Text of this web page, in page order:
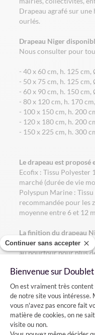
Continuer sans accepter
Bienvenue sur Doublet
Plateforme de
On est vraiment très content
de notre site vous intéresse.
vous n'avez pas encore fait
matière de cookies, on ne
visite ou non.
Drapeau agrafé sur une
ourlés.
Drapeau Niger
Nous consulter pour
- 40 x 60 cm, h. 125 cm,
- 50 x 75 cm, h. 125 cm,
- 60 x 90 cm, h. 150 cm,
- 80 x 120 cm, h. 170
- 100 x 150 cm, h. 200
- 120 x 180 cm, h. 200
- 150 x 225 cm, h. 300
Le drapeau est proposé
Ecofix : Tissu Polyester
marché (durée de vie
Polyspun Marine :
recommandée pour les
moyenne entre 6 et 12
La finition du drapeau
Le drapeau est
au pourtour pour plus
Comment installer le
Vous voulez installer
Rien de plus simple, il
drapeaux en acier dans
hampe de votre